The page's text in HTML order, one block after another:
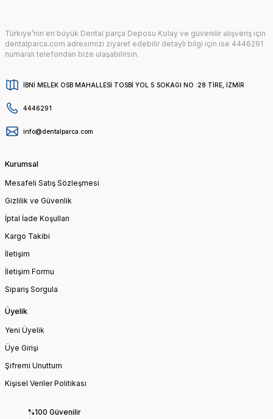
Türkiye’nin en büyük Dental parça Deposu Kolay ve güvenilir alışveriş için
dentalparca.com adresimizi ziyaret edebilir detaylı bilgi için ise 4446291
numaralı telefondan bize ulaşabilirsin.
İBNİ MELEK OSB MAHALLESİ TOSBİ YOL 5 SOKAGI NO :28 TİRE, İZMİR
4446291
info@dentalparca.com
Kurumsal
Mesafeli Satış Sözleşmesi
Gizlilik ve Güvenlik
İptal İade Koşullari
Kargo Takibi
İletişim
İletişim Formu
Sipariş Sorgula
Üyelik
Yeni Üyelik
Üye Girişi
Şifremi Unuttum
Kişisel Veriler Politikası
%100 Güvenilir